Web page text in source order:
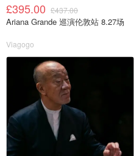
£395.00 £437.00
Ariana Grande 巡演伦敦站 8.27场
Viagogo